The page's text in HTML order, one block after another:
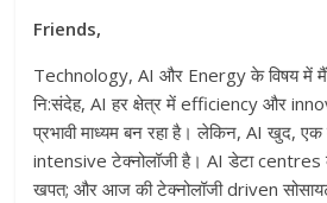
Friends,
Technology, AI और Energy के विषय में मैं
नि:संदेह, AI हर क्षेत्र में efficiency और
प्रभावी माध्यम बन रहा है। लेकिन, AI खुद,
intensive टेक्नोलॉजी है। AI डेटा
खपत; और आज की टेक्नोलॉजी driven